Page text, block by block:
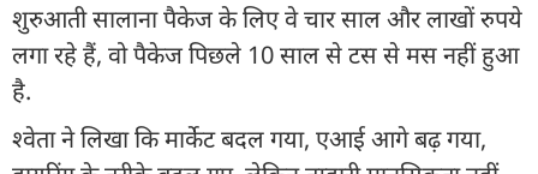
शुरुआती सालाना पैकेज के लिए वे चार साल और लाखों रुपये
लगा रहे हैं, वो पैकेज पिछले 10 साल से टस से मस नहीं हुआ
है.
श्वेता ने लिखा कि मार्केट बदल गया, एआई आगे बढ़ गया,